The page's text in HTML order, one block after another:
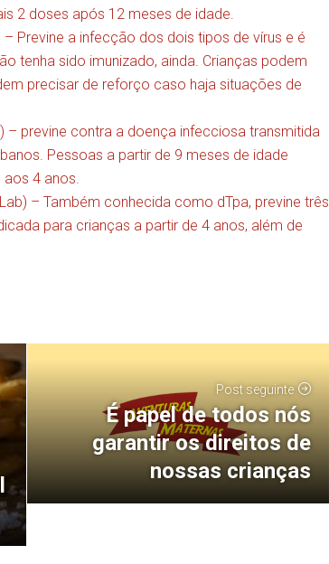
2 doses após 12 meses de idade.
– Previne a infecção dos dois tipos de vírus e é
tenha sido imunizado, ainda. Crianças podem
precisar de reforço caso haja situações de
– previne contra a doença infecciosa transmitida
Pessoas a partir de 9 meses de idade
4 anos.
– Também conhecida como dTpa, previne três
para crianças a partir de 4 anos, além de
Post seguinte
É papel de todos nós
garantir os direitos de
nossas crianças